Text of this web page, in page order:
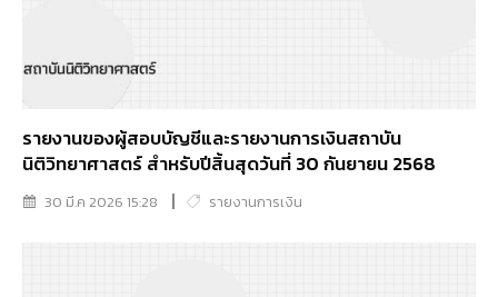
รายงานของผู้สอบบัญชีและรายงานการเงินสถาบัน
นิติวิทยาศาสตร์ สำหรับปีสิ้นสุดวันที่ 30 กันยายน 2568
30 มี.ค 2026 15:28 รายงานการเงิน